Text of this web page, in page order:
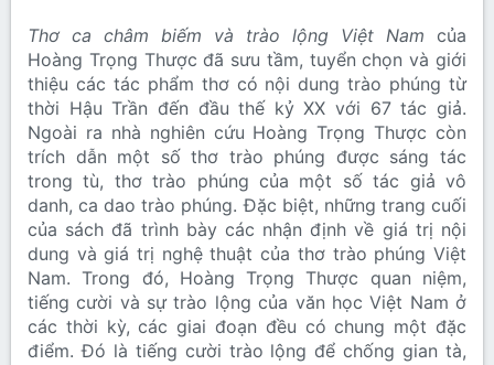
Thơ ca châm biếm và trào lộng Việt Nam của
Hoàng Trọng Thược đã sưu tầm, tuyển chọn và giới
thiệu các tác phẩm thơ có nội dung trào phúng từ
thời Hậu Trần đến đầu thế kỷ XX với 67 tác giả.
Ngoài ra nhà nghiên cứu Hoàng Trọng Thược còn
trích dẫn một số thơ trào phúng được sáng tác
trong tù, thơ trào phúng của một số tác giả vô
danh, ca dao trào phúng. Đặc biệt, những trang cuối
của sách đã trình bày các nhận định về giá trị nội
dung và giá trị nghệ thuật của thơ trào phúng Việt
Nam. Trong đó, Hoàng Trọng Thược quan niệm,
tiếng cười và sự trào lộng của văn học Việt Nam ở
các thời kỳ, các giai đoạn đều có chung một đặc
điểm. Đó là tiếng cười trào lộng để chống gian tà,